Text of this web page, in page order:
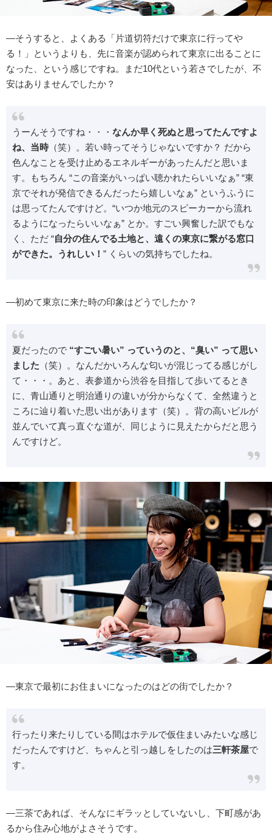
―そうすると、よくある「片道切符だけで東京に行ってや
る！」というよりも、先に音楽が認められて東京に出ることに
なった、という感じですね。まだ10代という若さでしたが、不
安はありませんでしたか？
うーんそうですね・・・ なんか早く死ぬと思ってたんですよ
ね、当時（笑）。若い時ってそうじゃないですか？ だから
色んなことを受け止めるエネルギーがあったんだと思いま
す。もちろん “この音楽がいっぱい聴かれたらいいなぁ” “東
京でそれが発信できるんだったら嬉しいなぁ” というふうに
は思ってたんですけど。“いつか地元のスピーカーから流れ
るようになったらいいなぁ” とか。すごい興奮した訳でもな
く、ただ “自分の住んでる土地と、遠くの東京に繋がる窓口
ができた。うれしい！ ” くらいの気持ちでしたね。
―初めて東京に来た時の印象はどうでしたか？
夏だったので “すごい暑い” っていうのと、“臭い” って思い
ました （笑）。なんだかいろんな匂いが混じってる感じがし
て・・・。あと、表参道から渋谷を目指して歩いてるとき
に、青山通りと明治通りの違いが分からなくて、全然違うと
ころに辿り着いた思い出があります（笑）。背の高いビルが
並んでいて真っ直ぐな道が、同じように見えたからだと思う
んですけど。
―東京で最初にお住まいになったのはどの街でしたか？
行ったり来たりしている間はホテルで仮住まいみたいな感じ
だったんですけど、ちゃんと引っ越しをしたのは三軒茶屋で
す。
―三茶であれば、そんなにギラッとしていないし、下町感があ
るから住み心地がよさそうです。